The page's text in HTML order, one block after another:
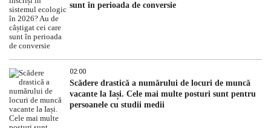
sunt în perioada de conversie
02:00
Scădere drastică a numărului de locuri de muncă
vacante la Iași. Cele mai multe posturi sunt pentru
persoanele cu studii medii